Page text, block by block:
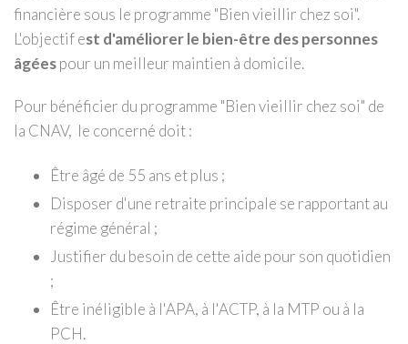
financière sous le programme "Bien vieillir chez soi".
L'objectif est d'améliorer le bien-être des personnes
âgéespour un meilleur maintien à domicile.
Pour bénéficier du programme "Bien vieillir chez soi" de
la CNAV, le concerné doit :
Être âgé de 55 ans et plus ;
Disposer d'une retraite principale se rapportant au
régime général ;
Justifier du besoin de cette aide pour son quotidien
;
Être inéligible à l'APA, à l'ACTP, à la MTP ou à la
PCH.